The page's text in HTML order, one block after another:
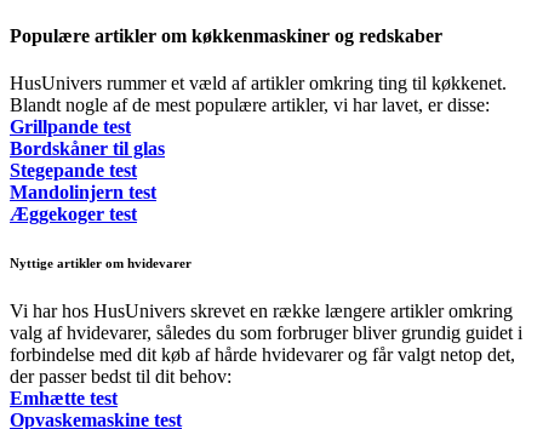
Populære artikler om køkkenmaskiner og redskaber
HusUnivers rummer et væld af artikler omkring ting til køkkenet.
Blandt nogle af de mest populære artikler, vi har lavet, er disse:
Grillpande test
Bordskåner til glas
Stegepande test
Mandolinjern test
Æggekoger test
Nyttige artikler om hvidevarer
Vi har hos HusUnivers skrevet en række længere artikler omkring
valg af hvidevarer, således du som forbruger bliver grundig guidet i
forbindelse med dit køb af hårde hvidevarer og får valgt netop det,
der passer bedst til dit behov:
Emhætte test
Opvaskemaskine test